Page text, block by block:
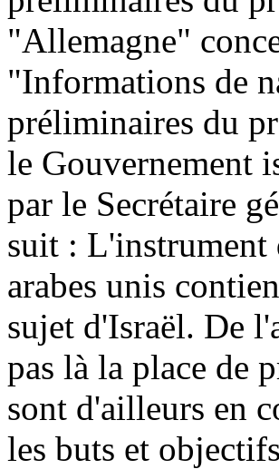
"Allemagne"
"Informations de
préliminaires du
le Gouvernement
par le Secrétaire
suit : L'instrument
arabes unis
sujet d'Israël. De
pas là la place de
sont d'ailleurs en
les buts et